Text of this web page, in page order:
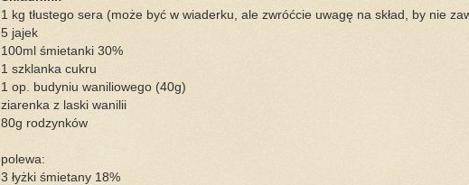
1 kg tłustego sera (może być w wiaderku, ale zwróćcie uwagę na skład, by nie
5 jajek
100ml śmietanki 30%
1 szklanka cukru
1 op. budyniu waniliowego (40g)
ziarenka z laski wanilii
80g rodzynków
polewa:
3 łyżki śmietany 18%